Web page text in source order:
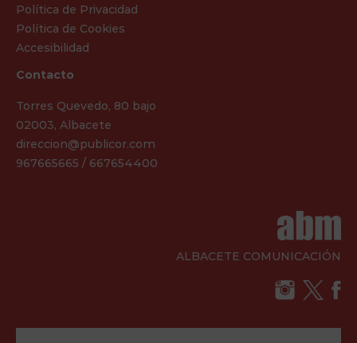
Política de Privacidad
Política de Cookies
Accesibilidad
Contacto
Torres Quevedo, 80 bajo
02003, Albacete
direccion@publicor.com
967665665 / 667654400
ALBACETE COMUNICACIÓN